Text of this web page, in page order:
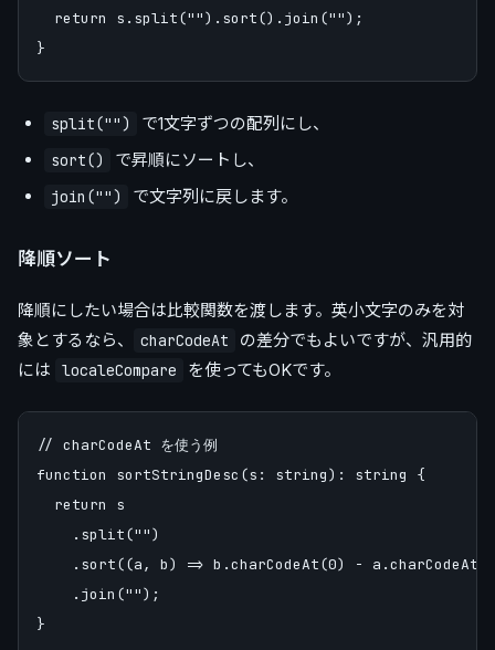
  return s.split("").sort().join("");
split("") で1文字ずつの配列にし、
sort() で昇順にソートし、
join("") で文字列に戻します。
降順ソート
降順にしたい場合は比較関数を渡します。英小文字のみを対
象とするなら、
charCodeAt
の差分でもよいですが、汎用的
には
localeCompare を使ってもOKです。
// charCodeAt を使う例
function sortStringDesc(s: string): string {
  return s
    .split("")
.sort((a, b) => b.charCodeAt(0) -
    .join("");
}